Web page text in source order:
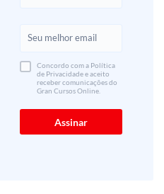
Concordo com a Política
de Privacidade e aceito
receber comunicações do
Gran Cursos Online.